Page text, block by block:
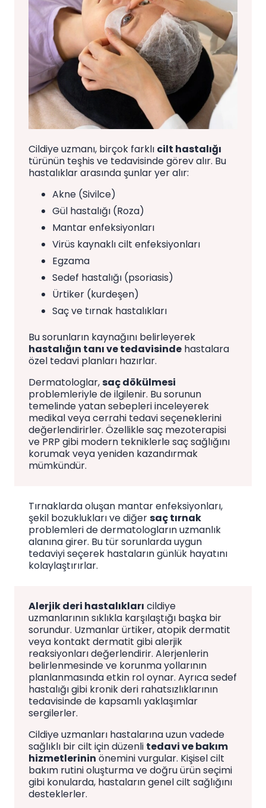
Cildiye uzmanı, birçok farklı cilt hastalığı
türünün teşhis ve tedavisinde görev alır. Bu
hastalıklar arasında şunlar yer alır:
Akne (Sivilce)
Gül hastalığı (Roza)
Mantar enfeksiyonları
Virüs kaynaklı cilt enfeksiyonları
Egzama
Sedef hastalığı (psoriasis)
Ürtiker (kurdeşen)
Saç ve tırnak hastalıkları
Bu sorunların kaynağını belirleyerek
hastalığın tanı ve tedavisinde hastalara
özel tedavi planları hazırlar.
Dermatologlar,saç dökülmesi
problemleriyle de ilgilenir. Bu sorunun
temelinde yatan sebepleri inceleyerek
medikal veya cerrahi tedavi seçeneklerini
değerlendirirler. Özellikle saç mezoterapisi
ve PRP gibi modern tekniklerle saç sağlığını
korumak veya yeniden kazandırmak
mümkündür.
Tırnaklarda oluşan mantar enfeksiyonları,
şekil bozuklukları ve diğersaç tırnak
problemleri de dermatologların uzmanlık
alanına girer. Bu tür sorunlarda uygun
tedaviyi seçerek hastaların günlük hayatını
kolaylaştırırlar.
Alerjik deri hastalıkları cildiye
uzmanlarının sıklıkla karşılaştığı başka bir
sorundur. Uzmanlar ürtiker, atopik dermatit
veya kontakt dermatit gibi alerjik
reaksiyonları değerlendirir. Alerjenlerin
belirlenmesinde ve korunma yollarının
planlanmasında etkin rol oynar. Ayrıca sedef
hastalığı gibi kronik deri rahatsızlıklarının
tedavisinde de kapsamlı yaklaşımlar
sergilerler.
Cildiye uzmanları hastalarına uzun vadede
sağlıklı bir cilt için düzenli tedavi ve bakım
hizmetlerinin önemini vurgular. Kişisel cilt
bakım rutini oluşturma ve doğru ürün seçimi
gibi konularda, hastaların genel cilt sağlığını
desteklerler.